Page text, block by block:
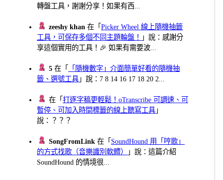
轉盤工具，謝謝分享！如果有西...
zeeshy khan 在「Picker Wheel 線上隨機抽籤
工具，可保存多個不同主題輪盤！
」說：感謝分
享這個實用的工具！🎉 如果有需要波...
5 在「
「隨機數字」介面簡單好看的隨機抽
籤、選號工具 」說：7 8 14 16 17 18 20 2...
在「打逐字稿更輕鬆！oTranscribe 可調速、可
暫停、可加入時間標籤的線上聽寫工具 」
說：？？？
SongFromLink 在「 SoundHound 用「哼歌」
的方式找歌（音樂識別軟體）
」說：這篇介紹
SoundHound 的情境很...